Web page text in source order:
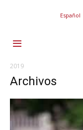
Español
2019
Archivos